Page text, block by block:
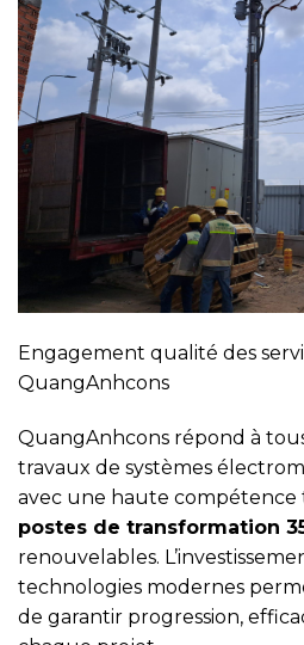
Engagement qualité des
QuangAnhcons
QuangAnhcons répond à
travaux de systèmes
avec une haute compétence
postes de transformation
renouvelables.
technologies modernes
de garantir progression,